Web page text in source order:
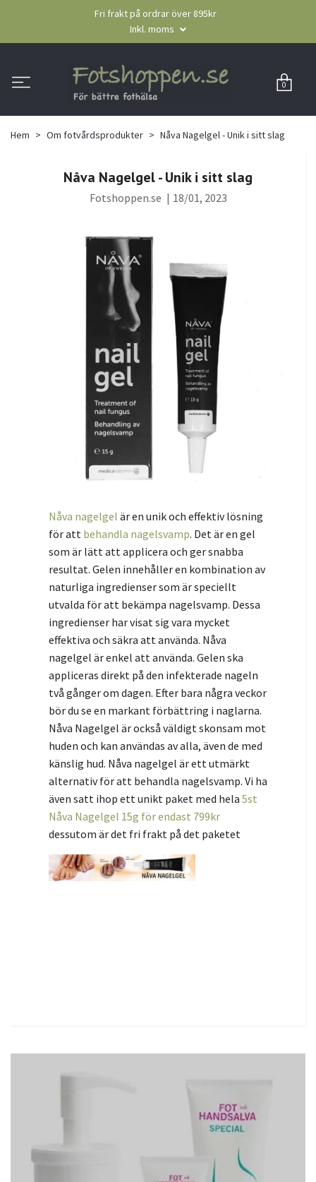
Fri frakt på ordrar över 895kr
Inkl. moms
0
Hem Om fotvårdsprodukter Nåva Nagelgel - Unik i sitt slag
Nåva Nagelgel - Unik i sitt slag
Fotshoppen.se | 18/01, 2023
Nåva nagelgel är en unik och effektiv lösning
för att behandla nagelsvamp. Det är en gel
som är lätt att applicera och ger snabba
resultat. Gelen innehåller en kombination av
naturliga ingredienser som är speciellt
utvalda för att bekämpa nagelsvamp. Dessa
ingredienser har visat sig vara mycket
effektiva och säkra att använda. Nåva
nagelgel är enkel att använda. Gelen ska
appliceras direkt på den infekterade nageln
två gånger om dagen. Efter bara några veckor
bör du se en markant förbättring i naglarna.
Nåva Nagelgel är också väldigt skonsam mot
huden och kan användas av alla, även de med
känslig hud. Nåva nagelgel är ett utmärkt
alternativ för att behandla nagelsvamp. Vi ha
även satt ihop ett unikt paket med hela 5st
Nåva Nagelgel 15g för endast 799kr
dessutom är det fri frakt på det paketet